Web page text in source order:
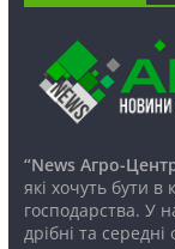
“News Агро-
які хочуть бути в
господарства. У
дрібні та